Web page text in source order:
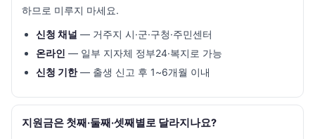
하므로 미루지 마세요.
신청 채널 — 거주지 시·군·구청·주민센터
온라인 — 일부 지자체 정부24·복지로 가능
신청 기한— 출생 신고 후 1~6개월 이내
지원금은 첫째·둘째·셋째별로 달라지나요?